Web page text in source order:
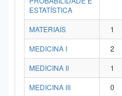
ESTATÍSTICA
MATERIAIS 1
MEDICINA I
2
MEDICINA II
1
MEDICINA III
0